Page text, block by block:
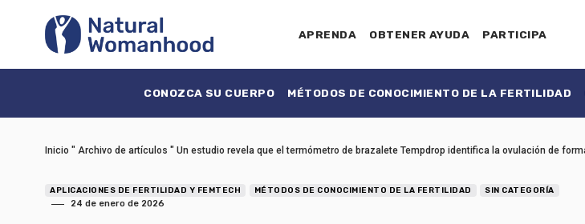
APRENDA OBTENER AYUDA PARTICIPA
CONOZCA SU CUERPO MÉTODOS DE CONOCIMIENTO DE LA FERTILIDAD
Inicio " Archivo de artículos " Un estudio revela que el termómetro de brazalete Tempdrop identifica la ovulación de
APLICACIONES DE FERTILIDAD Y FEMTECH MÉTODOS DE CONOCIMIENTO DE LA FERTILIDAD SIN CATEGORÍA
24 de enero de 2026